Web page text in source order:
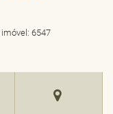
imóvel: 6547